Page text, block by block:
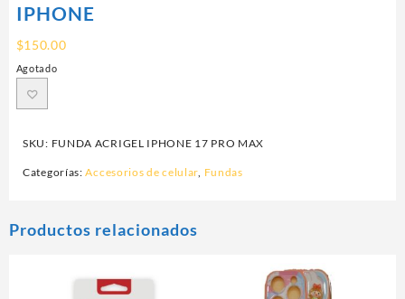
IPHONE
$150.00
Agotado
SKU: FUNDA ACRIGEL IPHONE 17 PRO MAX
Categorías:Accesorios de celular, Fundas
Productos relacionados